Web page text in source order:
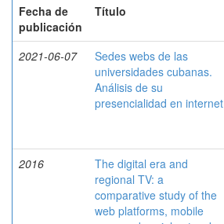
Fecha de
publicación
Título
2021-06-07
Sedes webs de las
universidades cubanas.
Análisis de su
presencialidad en internet
2016
The digital era and
regional TV: a
comparative study of the
web platforms, mobile